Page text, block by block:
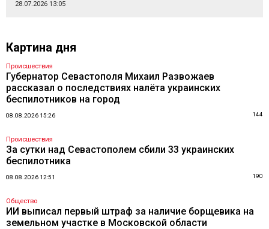
28.07.2026 13:05
Картина дня
Происшествия
Губернатор Севастополя Михаил Развожаев
рассказал о последствиях налёта украинских
беспилотников на город
08.08.2026 15:26 144
Происшествия
За сутки над Севастополем сбили 33 украинских
беспилотника
08.08.2026 12:51 190
Общество
ИИ выписал первый штраф за наличие борщевика на
земельном участке в Московской области